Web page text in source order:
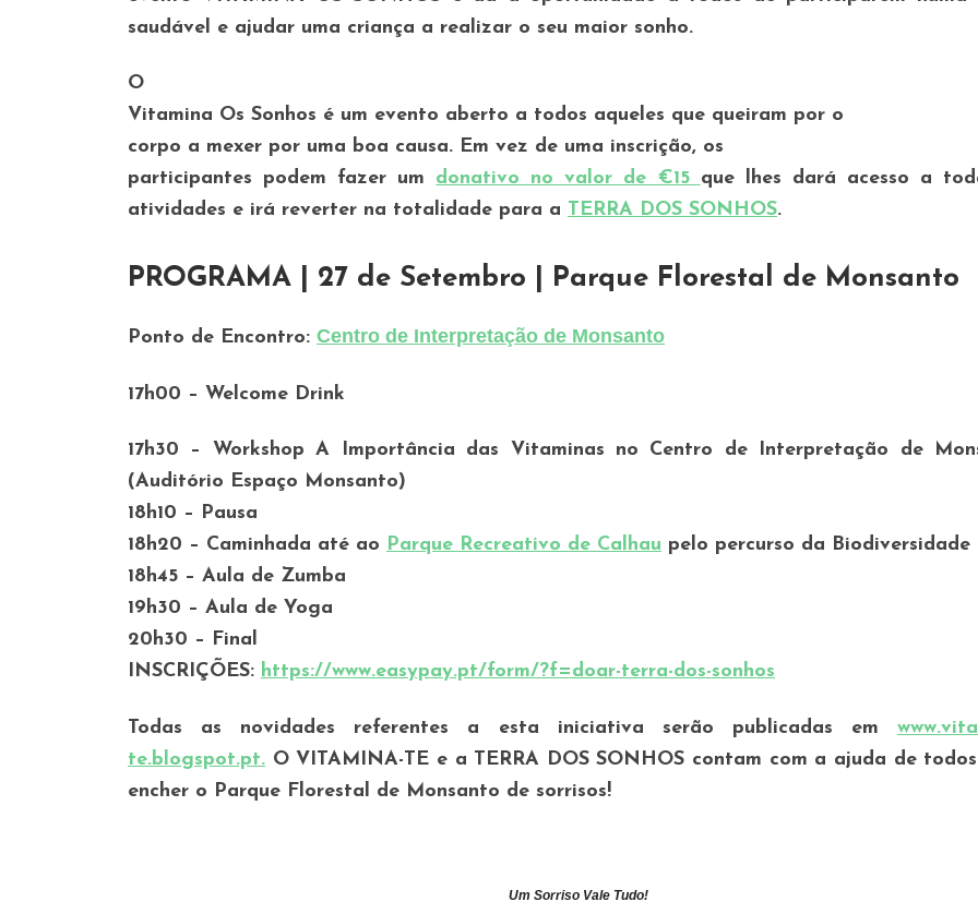
saudável e ajudar uma criança a realizar o seu maior sonho.
O
Vitamina Os Sonhos é um evento aberto a todos aqueles que queiram por o
corpo a mexer por uma boa causa. Em vez de uma inscrição, os
participantes podem fazer um donativo no valor de €15 que lhes dará acesso a
atividades e irá reverter na totalidade para a TERRA DOS SONHOS.
PROGRAMA | 27 de Setembro | Parque Florestal de Monsanto
Ponto de Encontro: Centro de Interpretação de Monsanto
17h00 – Welcome Drink
17h30 – Workshop A Importância das Vitaminas no Centro de Interpretação de
(Auditório Espaço Monsanto)
18h10 – Pausa
18h20 – Caminhada até ao Parque Recreativo de Calhau pelo percurso da Biodiversidade
18h45 – Aula de Zumba
19h30 – Aula de Yoga
20h30 – Final
INSCRIÇÕES: https://www.easypay.pt/form/?f=doar-terra-dos-sonhos
Todas as novidades referentes a esta iniciativa serão publicadas em
te.blogspot.pt. O VITAMINA-TE e a TERRA DOS SONHOS contam com a ajuda de
encher o Parque Florestal de Monsanto de sorrisos!
Um Sorriso Vale Tudo!